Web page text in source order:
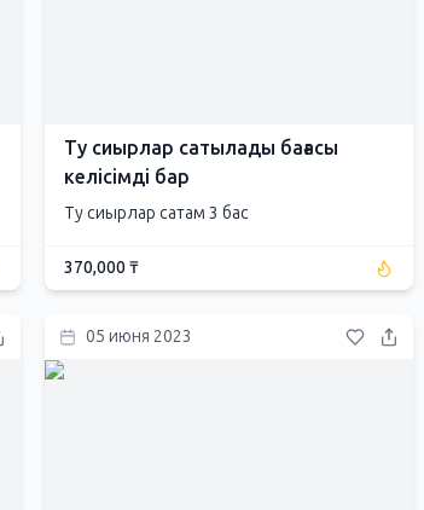
Ту сиырлар сатылады бағасы
келісімді бар
Ту сиырлар сатам 3 бас
370,000 ₸
05 июня 2023